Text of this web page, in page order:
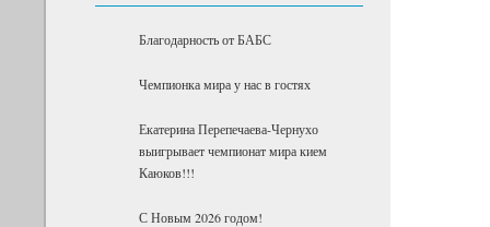
Благодарность от БАБС
Чемпионка мира у нас в гостях
Екатерина Перепечаева-Чернухо
выигрывает чемпионат мира кием
Каюков!!!
С Новым 2026 годом!